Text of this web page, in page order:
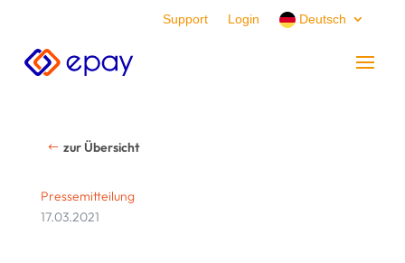
Support Login Deutsch
zur Übersicht
Pressemitteilung
17.03.2021